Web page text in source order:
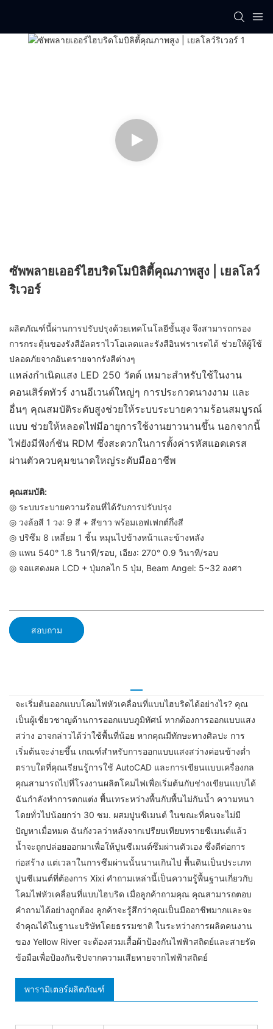
ซัพพลายเออร์ไฮบริดโมบิลิตี้คุณภาพสูง | เยลโลว์
ริเวอร์
ผลิตภัณฑ์นี้ผ่านการปรับปรุงด้วยเทคโนโลยีขั้นสูง จึงสามารถกรอง
การกระตุ้นของรังสีอัลตราไวโอเลตและรังสีอินฟราเรดได้ ช่วยให้ผู้ใช้
ปลอดภัยจากอันตรายจากรังสีต่างๆ
แหล่งกำเนิดแสง LED 250 วัตต์ เหมาะสำหรับใช้ในงาน
คอนเสิร์ตทัวร์ งานอีเวนต์ใหญ่ๆ การประกวดนางงาม และ
อื่นๆ คุณสมบัติระดับสูงช่วยให้ระบบระบายความร้อนสมบูรณ์
แบบ ช่วยให้หลอดไฟมีอายุการใช้งานยาวนานขึ้น นอกจากนี้
ไฟยังมีฟังก์ชัน RDM ซึ่งสะดวกในการตั้งค่ารหัสแอดเดรส
ผ่านตัวควบคุมขนาดใหญ่ระดับมืออาชีพ
คุณสมบัติ:
◎ ระบบระบายความร้อนที่ได้รับการปรับปรุง
◎ วงล้อสี 1 วง: 9 สี + สีขาว พร้อมเอฟเฟกต์กึ่งสี
◎ ปริซึม 8 เหลี่ยม 1 ชิ้น หมุนไปข้างหน้าและข้างหลัง
◎ แพน 540° 1.8 วินาที/รอบ, เอียง: 270° 0.9 วินาที/รอบ
◎ จอแสดงผล LCD + ปุ่มกลไก 5 ปุ่ม, Beam Angel: 5~32 องศา
สอบถาม
จะเริ่มต้นออกแบบโคมไฟหัวเคลื่อนที่แบบไฮบริดได้อย่างไร? คุณ
เป็นผู้เชี่ยวชาญด้านการออกแบบภูมิทัศน์ หากต้องการออกแบบแสง
สว่าง อาจกล่าวได้ว่าใช้พื้นที่น้อย หากคุณมีทักษะทางศิลปะ การ
เริ่มต้นจะง่ายขึ้น เกณฑ์สำหรับการออกแบบแสงสว่างค่อนข้างต่ำ
ตราบใดที่คุณเรียนรู้การใช้ AutoCAD และการเขียนแบบเครื่องกล
คุณสามารถไปที่โรงงานผลิตโคมไฟเพื่อเริ่มต้นกับช่างเขียนแบบได้
ฉันกำลังทำการตกแต่ง พื้นเทระหว่างพื้นกับพื้นไม่กันน้ำ ความหนา
โดยทั่วไปน้อยกว่า 30 ซม. ผสมปูนซีเมนต์ ในขณะที่คนจะไม่มี
ปัญหาเมื่อหมด ฉันกังวลว่าหลังจากเปรียบเทียบทรายซีเมนต์แล้ว
น้ำจะถูกปล่อยออกมาเพื่อให้ปูนซีเมนต์ซึมผ่านตัวเอง ซึ่งดีต่อการ
ก่อสร้าง แต่เวลาในการซึมผ่านนั้นนานเกินไป พื้นดินเป็นประเภท
ปูนซีเมนต์ที่ต้องการ Xixi คำถามเหล่านี้เป็นความรู้พื้นฐานเกี่ยวกับ
โคมไฟหัวเคลื่อนที่แบบไฮบริด เมื่อลูกค้าถามคุณ คุณสามารถตอบ
คำถามได้อย่างถูกต้อง ลูกค้าจะรู้สึกว่าคุณเป็นมืออาชีพมากและจะ
จำคุณได้ในฐานะบริษัทโดยธรรมชาติ ในระหว่างการผลิตคนงาน
ของ Yellow River จะต้องสวมเสื้อผ้าป้องกันไฟฟ้าสถิตย์และสายรัด
ข้อมือเพื่อป้องกันชิปจากความเสียหายจากไฟฟ้าสถิตย์
พารามิเตอร์ผลิตภัณฑ์